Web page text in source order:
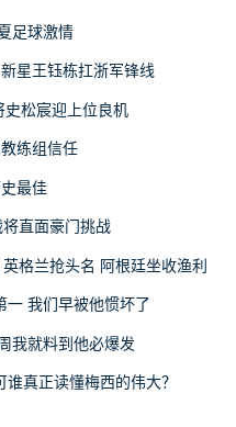
足球激情
星王钰栋扛浙军锋线
松宸迎上位良机
练组信任
最佳
直面豪门挑战
格兰抢头名 阿根廷坐收渔利
一 我们早被他惯坏了
我就料到他必爆发
真正读懂梅西的伟大？